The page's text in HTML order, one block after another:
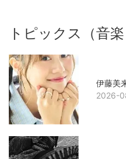
トピックス（音楽
伊藤美
2026-